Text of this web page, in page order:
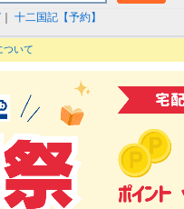
十二国記【予約】
ついて